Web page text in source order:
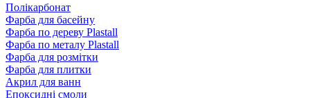
Полікарбонат
Фарба для басейну
Фарба по дереву Plastall
Фарба по металу Plastall
Фарба для розмітки
Фарба для плитки
Акрил для ванн
Епоксидні смоли